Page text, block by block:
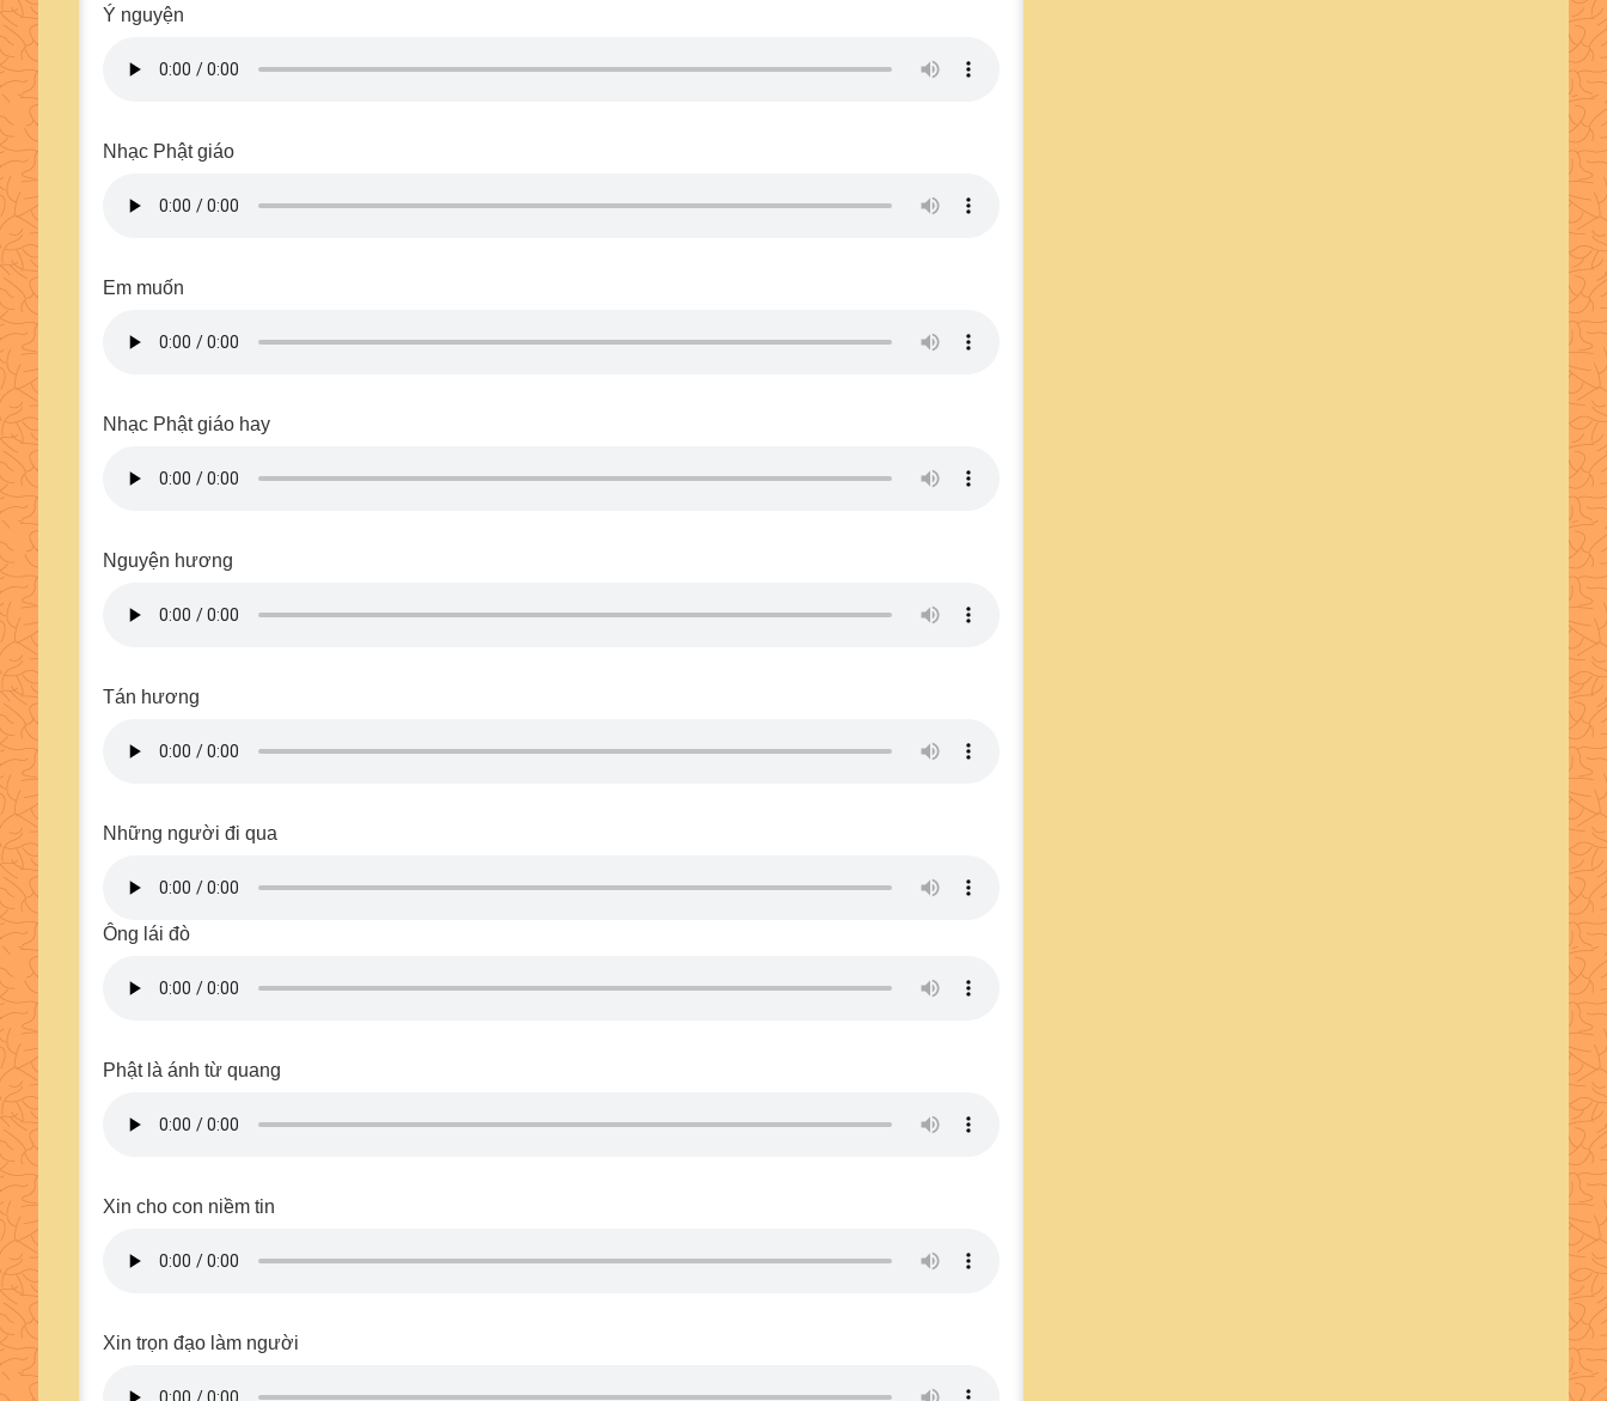
Ý nguyện
Nhạc Phật giáo
Em muốn
Nhạc Phật giáo hay
Nguyện hương
Tán hương
Những người đi qua
Ông lái đò
Phật là ánh từ quang
Xin cho con niềm tin
Xin trọn đạo làm người